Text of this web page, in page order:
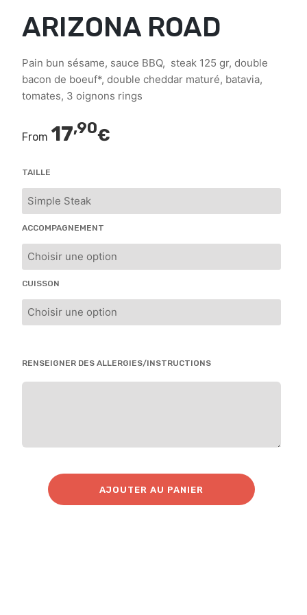
ARIZONA ROAD
Pain bun sésame, sauce BBQ, steak 125 gr, double
bacon de boeuf*, double cheddar maturé, batavia,
tomates, 3 oignons rings
From 17,90€
TAILLE
ACCOMPAGNEMENT
CUISSON
RENSEIGNER DES ALLERGIES/INSTRUCTIONS
AJOUTER AU PANIER